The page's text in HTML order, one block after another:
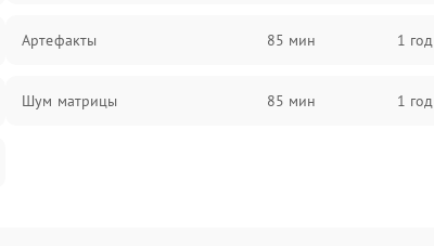
Артефакты 85 мин 1 год
Шум матрицы 85 мин 1 год